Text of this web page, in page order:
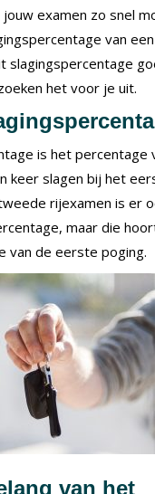
examen zo snel
van
slagingspercentage
het voor je uit.
is het percentage
keer slagen bij het
rijexamen is er
maar die
van de eerste poging.
van het